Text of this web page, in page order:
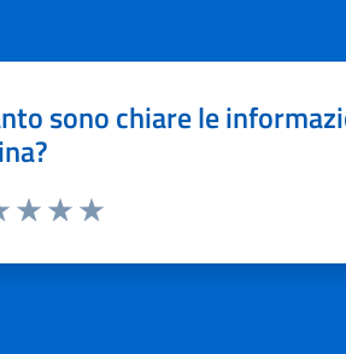
sono chiare le